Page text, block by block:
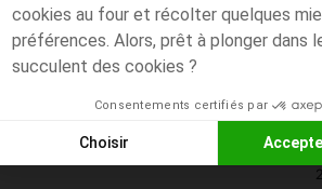
cookies au four et récolter quelques
préférences. Alors, prêt à plonger dans
succulent des cookies ?
Consentements certifiés par
Choisir
Plateforme de Gestion du Consentement :